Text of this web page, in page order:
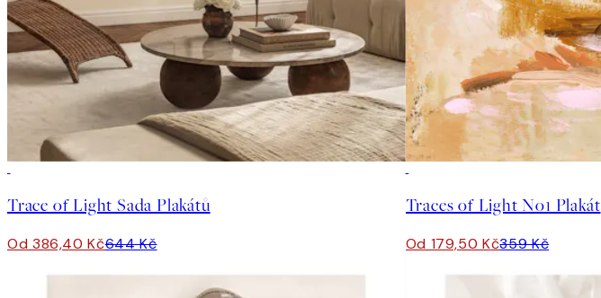
Trace of Light Sada Plakátů
Od 386,40 Kč644 Kč
Traces of Light No1 Plakát
Od 179,50 Kč359 Kč